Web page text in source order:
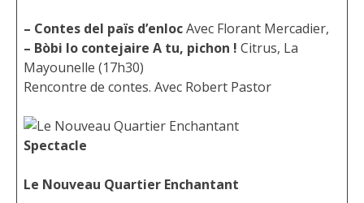
– Contes del païs d’enlocAvec Florant Mercadier,
– Bòbi lo contejaire A tu, pichon ! Citrus, La
Mayounelle (17h30)
Rencontre de contes. Avec Robert Pastor
Spectacle
Le Nouveau Quartier Enchantant